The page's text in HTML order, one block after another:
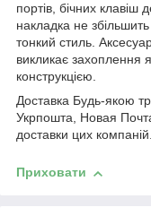
портів, бічних
накладка не
тонкий стиль.
викликає
конструкцією.
Доставка Будь-якою
Укрпошта, Новая
доставки цих компаній.
Приховати